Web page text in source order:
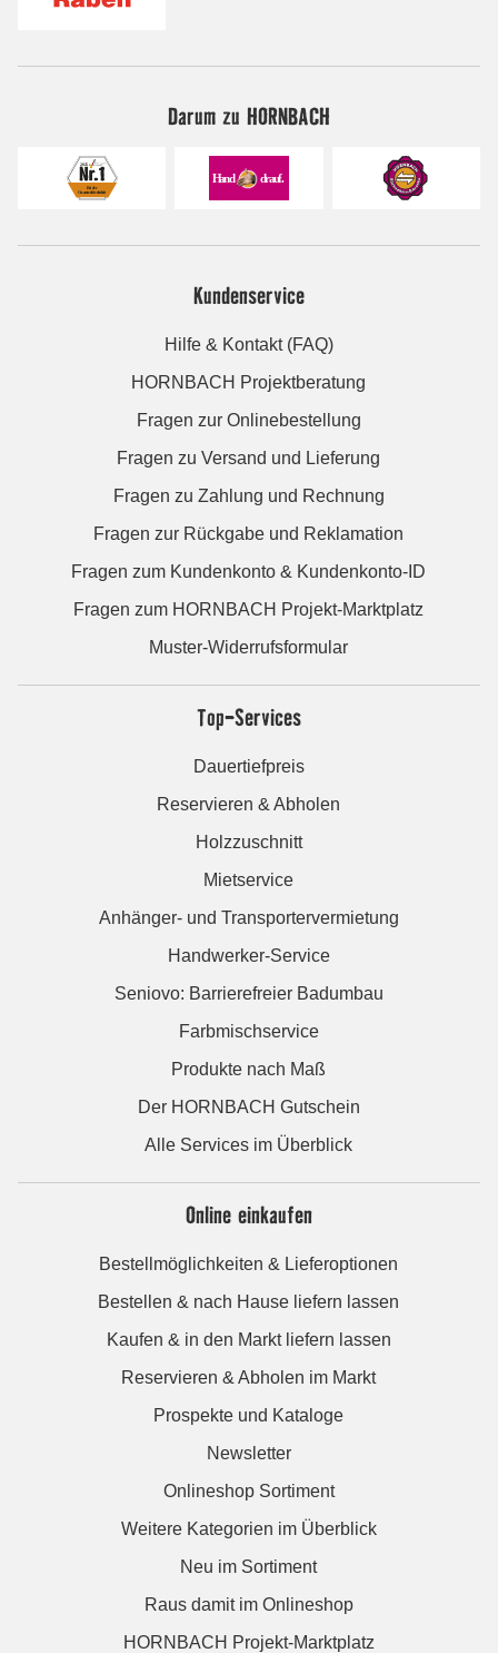
Darum zu HORNBACH
Kundenservice
Hilfe & Kontakt (FAQ)
HORNBACH Projektberatung
Fragen zur Onlinebestellung
Fragen zu Versand und Lieferung
Fragen zu Zahlung und Rechnung
Fragen zur Rückgabe und Reklamation
Fragen zum Kundenkonto & Kundenkonto-ID
Fragen zum HORNBACH Projekt-Marktplatz
Muster-Widerrufsformular
Top-Services
Dauertiefpreis
Reservieren & Abholen
Holzzuschnitt
Mietservice
Anhänger- und Transportervermietung
Handwerker-Service
Seniovo: Barrierefreier Badumbau
Farbmischservice
Produkte nach Maß
Der HORNBACH Gutschein
Alle Services im Überblick
Online einkaufen
Bestellmöglichkeiten & Lieferoptionen
Bestellen & nach Hause liefern lassen
Kaufen & in den Markt liefern lassen
Reservieren & Abholen im Markt
Prospekte und Kataloge
Newsletter
Onlineshop Sortiment
Weitere Kategorien im Überblick
Neu im Sortiment
Raus damit im Onlineshop
HORNBACH Projekt-Marktplatz